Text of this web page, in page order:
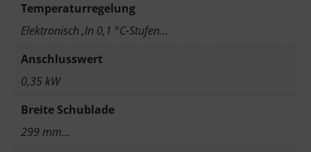
Temperaturregelung
Elektronisch ,In 0,1 °C-Stufen…
Anschlusswert
0,35 kW
Breite Schublade
299 mm…